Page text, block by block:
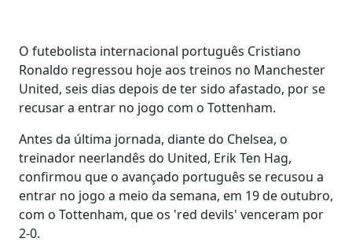
O futebolista internacional português Cristiano
Ronaldo regressou hoje aos treinos no Manchester
United, seis dias depois de ter sido afastado, por se
recusar a entrar no jogo com o Tottenham.
Antes da última jornada, diante do Chelsea, o
treinador neerlandês do United, Erik Ten Hag,
confirmou que o avançado português se recusou a
entrar no jogo a meio da semana, em 19 de outubro,
com o Tottenham, que os 'red devils' venceram por
2-0.